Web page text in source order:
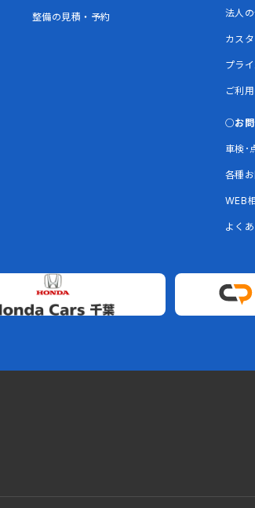
整備の見積・予約 法人
カス
プラ
ご利
お
車検･
各種
WEB
よく